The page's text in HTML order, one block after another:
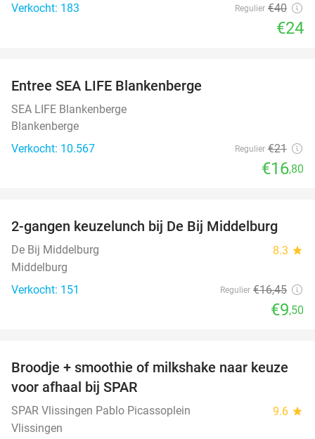
Verkocht: 183
Regulier €40
€24
Entree SEA LIFE Blankenberge
SEA LIFE Blankenberge
Blankenberge
Verkocht: 10.567
Regulier €21
€16,80
42%
2-gangen keuzelunch bij De Bij Middelburg
De Bij Middelburg 8.3 star
Middelburg
Verkocht: 151
Regulier €16,45
€9,50
36%
Broodje + smoothie of milkshake naar keuze
voor afhaal bij SPAR
SPAR Vlissingen Pablo Picassoplein 9.6 star
Vlissingen